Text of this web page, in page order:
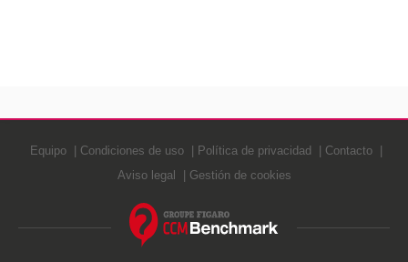
Equipo Condiciones de uso Política de privacidad
Contacto
Aviso legal
Gestión de cookies